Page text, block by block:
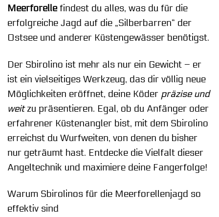
Meerforellefindest du alles, was du für die
erfolgreiche Jagd auf die „Silberbarren“ der
Ostsee und anderer Küstengewässer benötigst.
Der Sbirolino ist mehr als nur ein Gewicht – er
ist ein vielseitiges Werkzeug, das dir völlig neue
Möglichkeiten eröffnet, deine Köder präzise und
weitzu präsentieren. Egal, ob du Anfänger oder
erfahrener Küstenangler bist, mit dem Sbirolino
erreichst du Wurfweiten, von denen du bisher
nur geträumt hast. Entdecke die Vielfalt dieser
Angeltechnik und maximiere deine Fangerfolge!
Warum Sbirolinos für die Meerforellenjagd so
effektiv sind